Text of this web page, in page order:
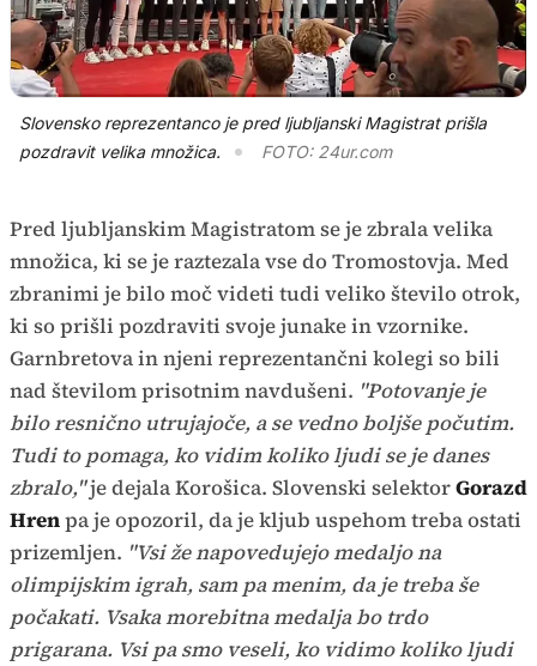
Slovensko reprezentanco je pred ljubljanski Magistrat prišla
pozdravit velika množica.
FOTO: 24ur.com
Pred ljubljanskim Magistratom se je zbrala velika
množica, ki se je raztezala vse do Tromostovja. Med
zbranimi je bilo moč videti tudi veliko število otrok,
ki so prišli pozdraviti svoje junake in vzornike.
Garnbretova in njeni reprezentančni kolegi so bili
nad številom prisotnim navdušeni. "Potovanje je
bilo resnično utrujajoče, a se vedno boljše počutim.
Tudi to pomaga, ko vidim koliko ljudi se je danes
zbralo,"je dejala Korošica. Slovenski selektorGorazd
Hrenpa je opozoril, da je kljub uspehom treba ostati
prizemljen. "Vsi že napovedujejo medaljo na
olimpijskim igrah, sam pa menim, da je treba še
počakati. Vsaka morebitna medalja bo trdo
prigarana. Vsi pa smo veseli, ko vidimo koliko ljudi